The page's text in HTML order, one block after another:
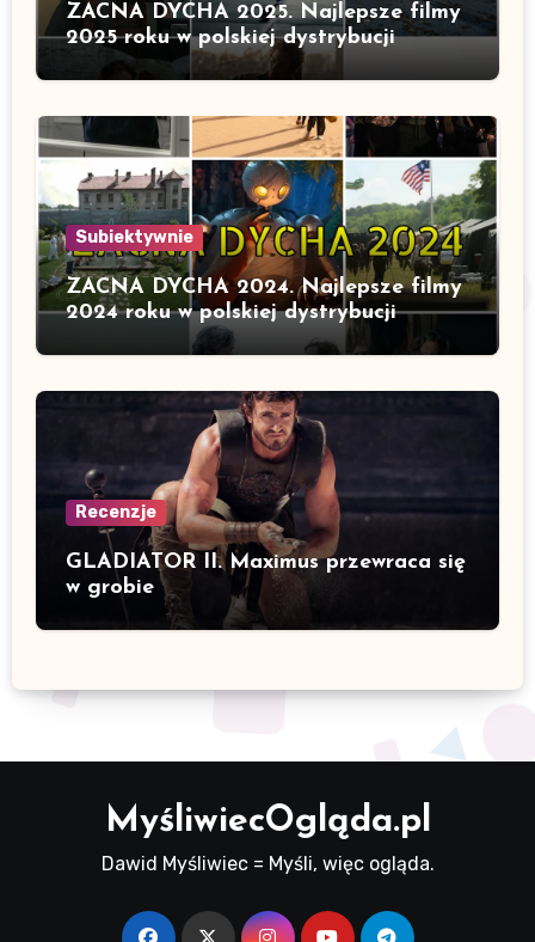
ZACNA DYCHA 2025. Najlepsze filmy
2025 roku w polskiej dystrybucji
Subiektywnie
ZACNA DYCHA 2024. Najlepsze filmy
2024 roku w polskiej dystrybucji
Recenzje
GLADIATOR II. Maximus przewraca się
w grobie
MyśliwiecOgląda.pl
Dawid Myśliwiec = Myśli, więc ogląda.